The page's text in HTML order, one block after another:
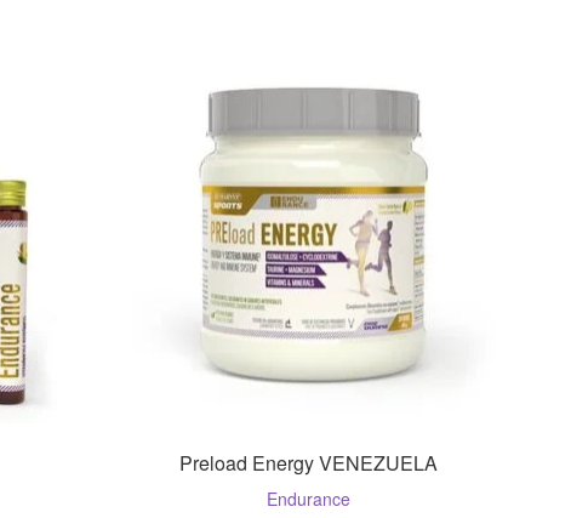
Preload Energy VENEZUELA
Endurance